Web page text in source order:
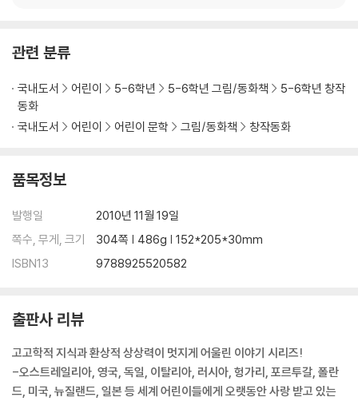
관련 분류
국내도서 어린이 5-6학년 5-6학년 그림/동화책
5-6학년 창작
동화
국내도서
어린이 어린이 문학 그림/동화책 창작동화
품목정보
발행일
2010년 11월 19일
쪽수, 무게, 크기
304쪽 | 486g | 152*205*30mm
ISBN13
9788925520582
출판사 리뷰
고고학적 지식과 환상적 상상력이 멋지게 어울린 이야기 시리즈!
-오스트레일리아, 영국, 독일, 이탈리아, 러시아, 헝가리, 포르투갈, 폴란
드, 미국, 뉴질랜드, 일본 등 세계 어린이들에게 오랫동안 사랑 받고 있는